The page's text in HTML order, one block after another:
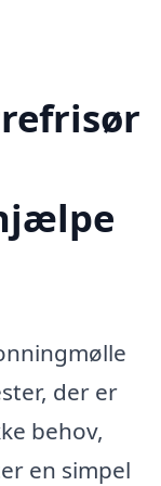
der er
behov,
en simpel